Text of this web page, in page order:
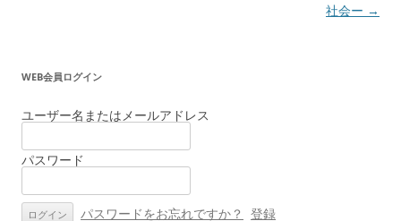
ゲ
ー
ョ
社会ー →
WEB会員ログイン
ユーザー名またはメールアドレス
パスワード
パスワードをお忘れですか？ 登録